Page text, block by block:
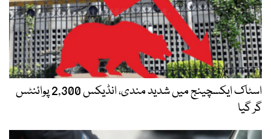
اسٹاک ایکسچینج میں شدید مندی، انڈیکس 2,300 پوائنٹس
گر گیا